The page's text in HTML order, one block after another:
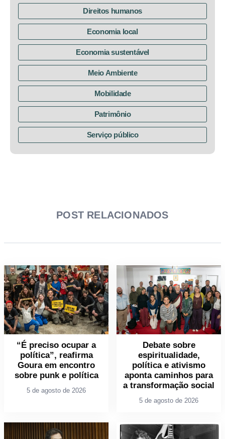
Direitos humanos
Economia local
Economia sustentável
Meio Ambiente
Mobilidade
Patrimônio
Serviço público
POST RELACIONADOS
“É preciso ocupar a
política”, reafirma
Goura em encontro
sobre punk e política
5 de agosto de 2026
Debate sobre
espiritualidade,
política e ativismo
aponta caminhos para
a transformação social
5 de agosto de 2026